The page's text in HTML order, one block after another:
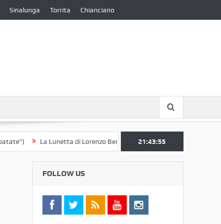
Sinalunga Torrita Chianciano
La Lunetta di Lorenzo Berrettini lascia il Convento di S. Chiara per il
21:43:56
FOLLOW US